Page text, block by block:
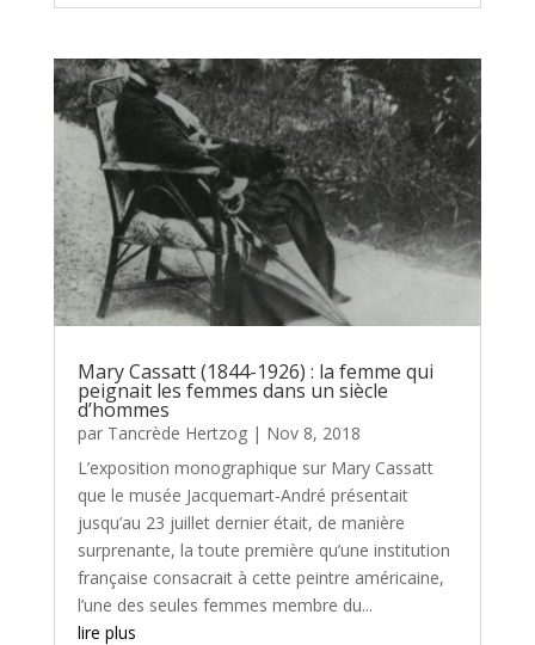
Mary Cassatt (1844-1926) : la femme qui
peignait les femmes dans un siècle
d’hommes
par Tancrède Hertzog| Nov 8, 2018
L’exposition monographique sur Mary Cassatt
que le musée Jacquemart-André présentait
jusqu’au 23 juillet dernier était, de manière
surprenante, la toute première qu’une institution
française consacrait à cette peintre américaine,
l’une des seules femmes membre du...
lire plus